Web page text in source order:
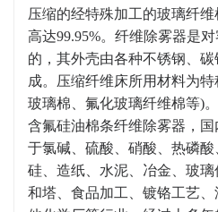
压缩的经特殊加工的玻璃纤
高达99.95%。纤维除雾器是
的，其外壳由各种不锈钢、碳
成。压缩纤维床所用材料为
玻璃棉、氟化玻璃纤维棉等)。
含氟硅油棉条纤维除雾器，
于氯碱、硫酸、硝酸、热磷
硅、造纸、水泥、冶金、玻
和塔、食品加工、镀铬工艺